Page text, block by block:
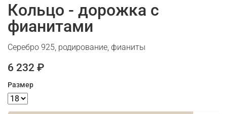
Кольцо - дорожка с
фианитами
Серебро 925, родирование, фианиты
6 232 ₽
Размер